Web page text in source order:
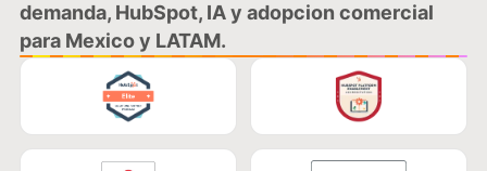
demanda, HubSpot, IA y adopcion comercial
para Mexico y LATAM.